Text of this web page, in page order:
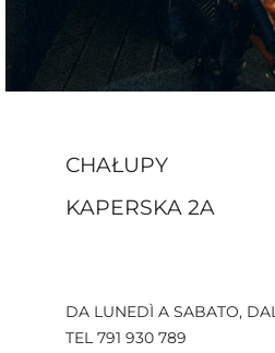
CHAŁUPY
KAPERSKA 2A
DA LUNEDÌ A SABATO,
TEL 791 930 789